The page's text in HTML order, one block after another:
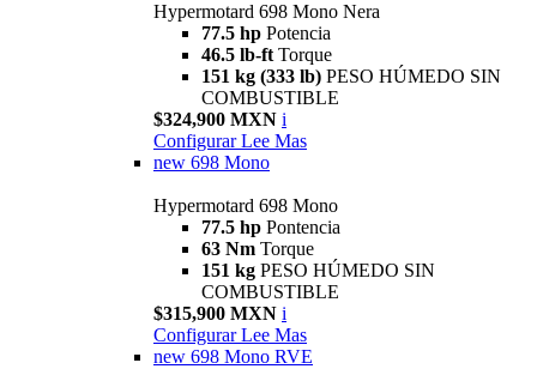
Hypermotard 698 Mono Nera
77.5 hp Potencia
46.5 lb-ft Torque
151 kg (333 lb) PESO HÚMEDO SIN
COMBUSTIBLE
$324,900 MXN i
Configurar Lee Mas
new 698 Mono
Hypermotard 698 Mono
77.5 hp Pontencia
63 Nm Torque
151 kg PESO HÚMEDO SIN
COMBUSTIBLE
$315,900 MXN i
Configurar Lee Mas
new 698 Mono RVE